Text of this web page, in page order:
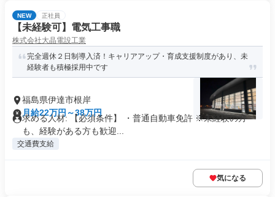
NEW 正社員
【未経験可】電気工事職
株式会社大晶電設工業
完全週休２日制導入済！キャリアアップ・育成支援制度があり、未
経験者も積極採用中です
福島県伊達市根岸
月給22万円～38万円
求める人材: 【必須条件】 ・普通自動車免許 ※未経験の方
も、経験がある方も歓迎...
交通費支給
気になる